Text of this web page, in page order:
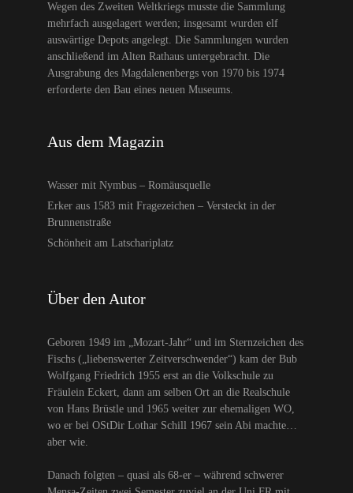
Wegen des Zweiten Weltkriegs musste die Sammlung
mehrfach ausgelagert werden; insgesamt wurden elf
auswärtige Depots angelegt. Die Sammlungen wurden
anschließend im Alten Rathaus untergebracht. Die
Ausgrabung des Magdalenenbergs von 1970 bis 1974
erforderte den Bau eines neuen Museums.
Aus dem Magazin
Wasser mit Nymbus – Romäusquelle
Erker aus 1583 mit Fragezeichen – Versteckt in der
Brunnenstraße
Schönheit am Latschariplatz
Über den Autor
Geboren 1949 im „Mozart-Jahr“ und im Sternzeichen des
Fischs („liebenswerter Zeitverschwender“) kam der Bub
Wolfgang Friedrich 1955 erst an die Volkschule zu
Fräulein Eckert, dann am selben Ort an die Realschule
von Hans Brüstle und 1965 weiter zur ehemaligen WO,
wo er bei OStDir Lothar Schill 1967 sein Abi machte…
aber wie.
Danach folgten – quasi als 68-er – während schwerer